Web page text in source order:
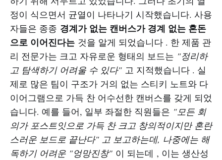
정이 식으면서 균열이 나타나기 시작했습니다. 사용
자들은 종종 경계가 없는 캔버스가 경계 없는 혼돈
으로 이어진다는 것을 알게 되었습니다 . 한 제품 관
리 전문가는 크고 자유로운 형태의 보드는 "정리하
고 탐색하기 어려울 수 있다" 고 지적했습니다 . 실
제로 많은 팀이 구조가 거의 없는 스티키 노트와 다
이어그램으로 가득 찬 어수선한 캔버스를 갖게 되었
습니다. 예를 들어, 일부 좌절한 직원들은 "모든 회
의가 포스트잇으로 가득 찬 크고 창의적이지만 혼란
스러운 보드로 끝난다" 고 보고하는데, 나중에는 해
독하기 어려운 "엉망진창" 이 되는데 , 이는 생산성